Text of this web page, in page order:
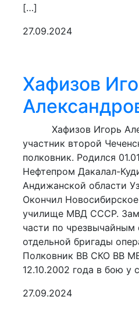
[…]
27.09.2024
Хафизов
Хафизов Игорь
участник второй
полковник. Родился
Нефтепром Дакалал-
Андижанской области
Окончил
училище МВД СССР.
части по чрезвычайным
отдельной бригады
Полковник ВВ СКО ВВ
12.10.2002 года в бою у
27.09.2024